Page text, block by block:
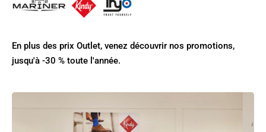
En plus des prix Outlet, venez découvrir nos promotions,
jusqu'à -30 % toute l'année.